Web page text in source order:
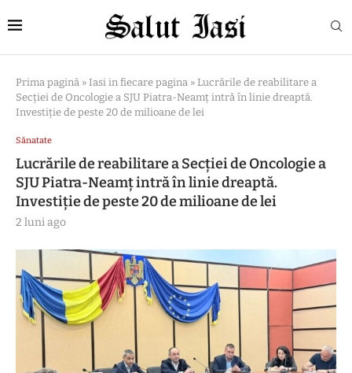
Prima pagină » Iasi in fiecare pagina » Lucrările de reabilitare a
Secției de Oncologie a SJU Piatra-Neamț intră în linie dreaptă.
Investiție de peste 20 de milioane de lei
Sănatate
Lucrările de reabilitare a Secției de Oncologie a
SJU Piatra-Neamț intră în linie dreaptă.
Investiție de peste 20 de milioane de lei
2 luni ago